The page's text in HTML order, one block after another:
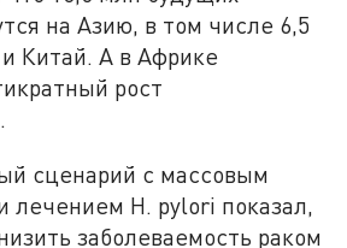
на Азию, в том числе 6,5
Китай. А в Африке
рост
сценарий с массовым
лечением H. pylori показал,
заболеваемость раком